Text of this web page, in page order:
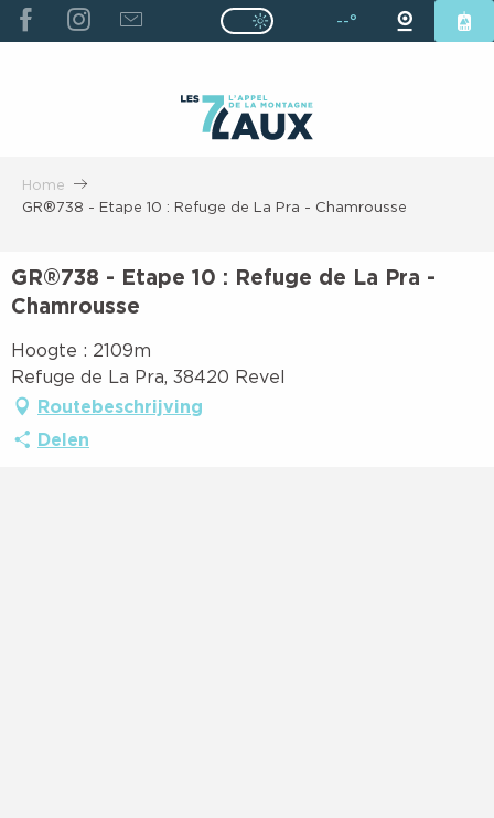
ALLER
AU
Page D’accueil Actuelle Été :
Page D’accueil Actuelle
--°
Home
GR®738 - Etape 10 : Refuge de La Pra - Chamrousse
GR®738 - Etape 10 : Refuge de La Pra -
Chamrousse
Hoogte : 2109m
Refuge de La Pra, 38420 Revel
Routebeschrijving
Delen